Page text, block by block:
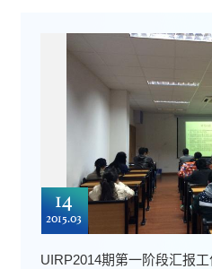
14
2015.03
UIRP2014期第一阶段汇报工